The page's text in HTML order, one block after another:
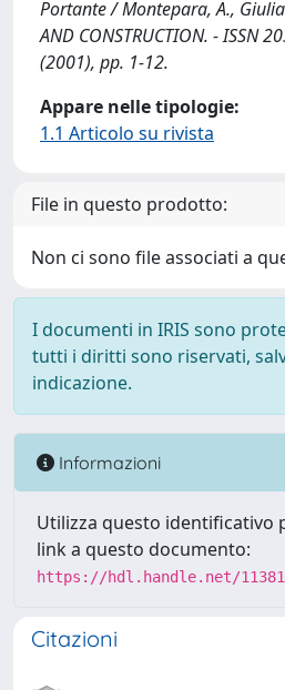
Portante / Montepara, A.,
AND CONSTRUCTION. - ISSN
(2001), pp. 1-12.
Appare nelle tipologie:
1.1 Articolo su rivista
File in questo prodotto:
Non ci sono file associati a
I documenti in IRIS sono
tutti i diritti sono riservati,
indicazione.
Informazioni
Utilizza questo identificativo
link a questo documento:
https://hdl.handle.net/
Citazioni